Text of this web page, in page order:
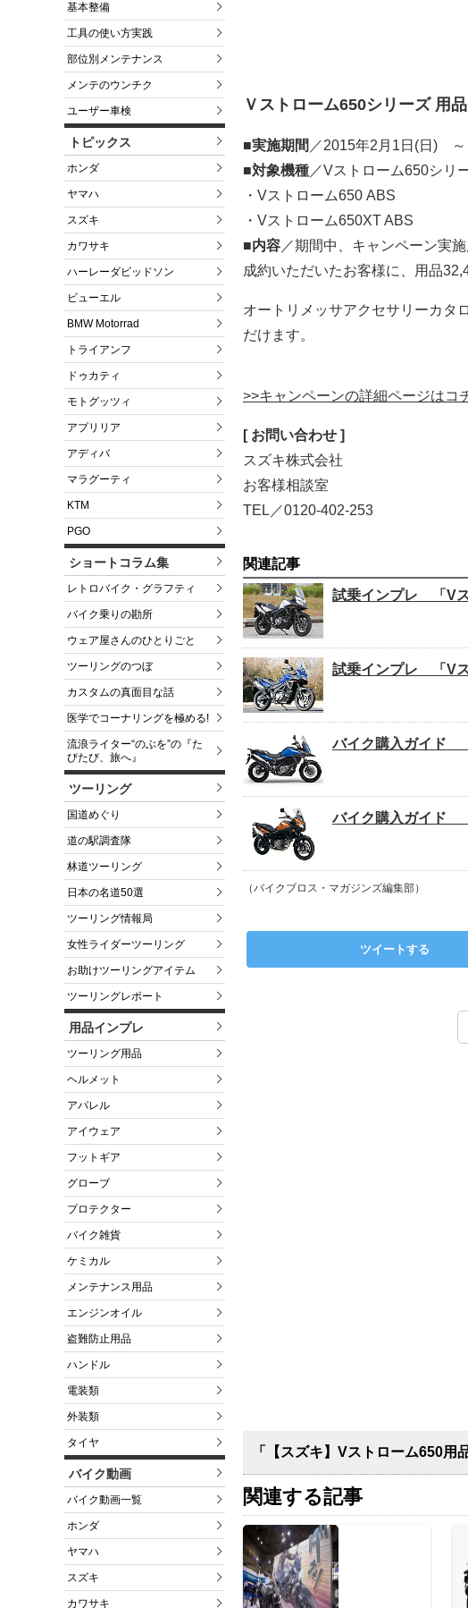
基本整備
工具の使い方実践
部位別メンテナンス
メンテのウンチク
ユーザー車検
トピックス
ホンダ
ヤマハ
スズキ
カワサキ
ハーレーダビッドソン
ビューエル
BMW Motorrad
トライアンフ
ドゥカティ
モトグッツィ
アプリリア
アディバ
マラグーティ
KTM
PGO
ショートコラム集
レトロバイク・グラフティ
バイク乗りの勘所
ウェア屋さんのひとりごと
ツーリングのつぼ
カスタムの真面目な話
医学でコーナリングを極める!
流浪ライター“のぶを”の『た
びたび、旅へ』
ツーリング
国道めぐり
道の駅調査隊
林道ツーリング
日本の名道50選
ツーリング情報局
女性ライダーツーリング
お助けツーリングアイテム
ツーリングレポート
用品インプレ
ツーリング用品
ヘルメット
アパレル
アイウェア
フットギア
グローブ
プロテクター
バイク雑貨
ケミカル
メンテナンス用品
エンジンオイル
盗難防止用品
ハンドル
電装類
外装類
タイヤ
バイク動画
バイク動画一覧
ホンダ
ヤマハ
スズキ
カワサキ
Ｖストローム650シリーズ 用
■実施期間 ／2015年2月1日(日)
■対象機種 ／Vストローム650シリ
・Vストローム650 ABS
・Vストローム650XT ABS
■内容 ／期間中、キャンペーン実
成約いただいたお客様に、用品
オートリメッサアクセサリーカタ
だけます。
>>キャンペーンの詳細ページはコ
[ お問い合わせ ]
スズキ株式会社
お客様相談室
TEL／0120-402-253
関連記事
試乗インプレ 「V
試乗インプレ 「V
バイク購入ガイド
バイク購入ガイド
（バイクブロス・マガジンズ編集部）
ツイートする
「【スズキ】Vストローム650
関連する記事